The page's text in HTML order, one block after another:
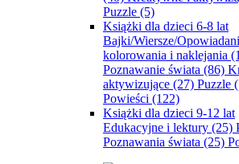
Puzzle (5)
Książki dla dzieci 6-8 lat
Bajki/Wiersze/
kolorowania i naklejania
Poznawanie świata (86)
aktywizujące (27) Puzzle
Powieści (122)
Książki dla dzieci 9-12 lat
Edukacyjne i lektury (25)
Poznawania świata (25)